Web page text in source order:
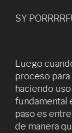
SY
Luego
proceso
haciendo
fundamental
paso es
de manera